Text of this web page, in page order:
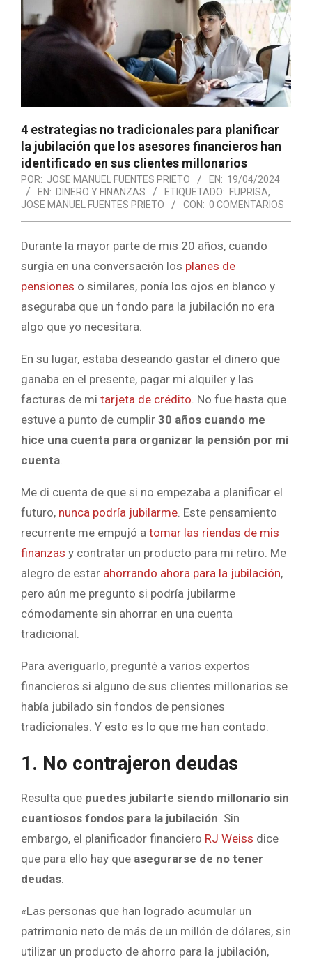
4 estrategias no tradicionales para planificar
la jubilación que los asesores financieros han
identificado en sus clientes millonarios
POR: JOSE MANUEL FUENTES PRIETO EN: 19/04/2024
EN: DINERO Y FINANZAS ETIQUETADO: FUPRISA,
JOSE MANUEL FUENTES PRIETO
CON: 0 COMENTARIOS
Durante la mayor parte de mis 20 años, cuando
surgía en una conversación los planes de
pensiones o similares, ponía los ojos en blanco y
aseguraba que un fondo para la jubilación no era
algo que yo necesitara.
En su lugar, estaba deseando gastar el dinero que
ganaba en el presente, pagar mi alquiler y las
facturas de mi tarjeta de crédito. No fue hasta que
estuve a punto de cumplir 30 años cuando me
hice una cuenta para organizar la pensión por mi
cuenta.
Me di cuenta de que si no empezaba a planificar el
futuro, nunca podría jubilarme. Este pensamiento
recurrente me empujó a tomar las riendas de mis
finanzas y contratar un producto para mi retiro. Me
alegro de estar ahorrando ahora para la jubilación,
pero aún me pregunto si podría jubilarme
cómodamente sin ahorrar en una cuenta
tradicional.
Para averiguarlo, pregunté a varios expertos
financieros si alguno de sus clientes millonarios se
había jubilado sin fondos de pensiones
tradicionales. Y esto es lo que me han contado.
1. No contrajeron deudas
Resulta que puedes jubilarte siendo millonario sin
cuantiosos fondos para la jubilación. Sin
embargo, el planificador financiero RJ Weiss dice
que para ello hay que asegurarse de no tener
deudas.
«Las personas que han logrado acumular un
patrimonio neto de más de un millón de dólares, sin
utilizar un producto de ahorro para la jubilación,